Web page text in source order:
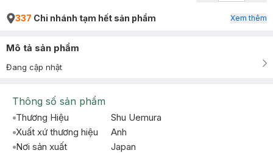
337 Chi nhánh tạm hết sản phẩm Xem thêm
Mô tả sản phẩm
Đang cập nhật
Thông số sản phẩm
Thương Hiệu
Shu Uemura
Xuất xứ thương hiệu
Anh
Nơi sản xuất
Japan